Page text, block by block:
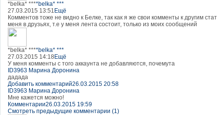
*belka* ****belka* ***
27.03.2015 13:51 Ещё
Комментов тоже не видно к Белке, так как я же свои комменты к другим
меня в друзьях, т.е у меня лента состоит, только из моих сообщений
*belka* ****belka* ***
27.03.2015 14:18 Ещё
У меня комменты с того аккаунта не добавляются, почемута
ID3963 Марина Доронина
дадада
Добавить комментарий26.03.2015 20:58
ID3963 Марина Доронина
Мне кажется можно!
Комментарии26.03.2015 19:59
Смотреть предыдущие комментарии (1)